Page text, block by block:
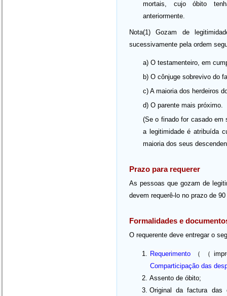
mortais, cujo óbito
anteriormente.
Nota(1) Gozam de
sucessivamente pela ordem
a) O testamenteiro, em
b) O cônjuge sobrevivo do
c) A maioria dos herdeiros
d) O parente mais próximo.
(Se o finado for casado em
a legitimidade é atribuída
maioria dos seus
Prazo para requerer
As pessoas que gozam de
devem requerê-lo no prazo de
Formalidades e
O requerente deve entregar o
Requerimento （（
Comparticipação das
Assento de óbito;
Original da factura das